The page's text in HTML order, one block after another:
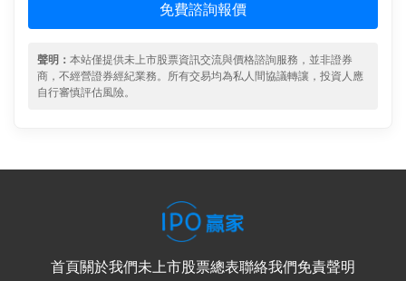
免費諮詢報價
聲明： 本站僅提供未上市股票資訊交流與價格諮詢服務，並非證券
商，不經營證券經紀業務。所有交易均為私人間協議轉讓，投資人應
自行審慎評估風險。
首頁關於我們未上市股票總表聯絡我們免責聲明